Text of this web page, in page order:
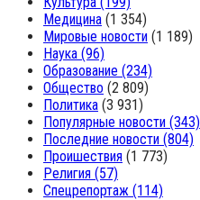
Медицина (1 354)
Мировые новости (1 189)
Наука (96)
Образование (234)
Общество (2 809)
Политика (3 931)
Популярные новости (343)
Последние новости (804)
Проишествия (1 773)
Религия (57)
Спецрепортаж (114)